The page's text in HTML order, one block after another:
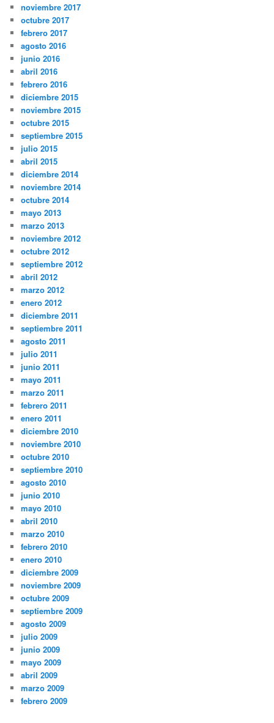
noviembre 2017
octubre 2017
febrero 2017
agosto 2016
junio 2016
abril 2016
febrero 2016
diciembre 2015
noviembre 2015
octubre 2015
septiembre 2015
julio 2015
abril 2015
diciembre 2014
noviembre 2014
octubre 2014
mayo 2013
marzo 2013
noviembre 2012
octubre 2012
septiembre 2012
abril 2012
marzo 2012
enero 2012
diciembre 2011
septiembre 2011
agosto 2011
julio 2011
junio 2011
mayo 2011
marzo 2011
febrero 2011
enero 2011
diciembre 2010
noviembre 2010
octubre 2010
septiembre 2010
agosto 2010
junio 2010
mayo 2010
abril 2010
marzo 2010
febrero 2010
enero 2010
diciembre 2009
noviembre 2009
octubre 2009
septiembre 2009
agosto 2009
julio 2009
junio 2009
mayo 2009
abril 2009
marzo 2009
febrero 2009